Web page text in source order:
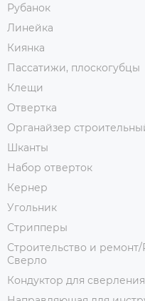
Рубанок
Линейка
Киянка
Пассатижи, плоскогубцы
Клещи
Отвертка
Органайзер
Шканты
Набор отверток
Кернер
Угольник
Стрипперы
Строительство и
Сверло
Кондуктор для сверления